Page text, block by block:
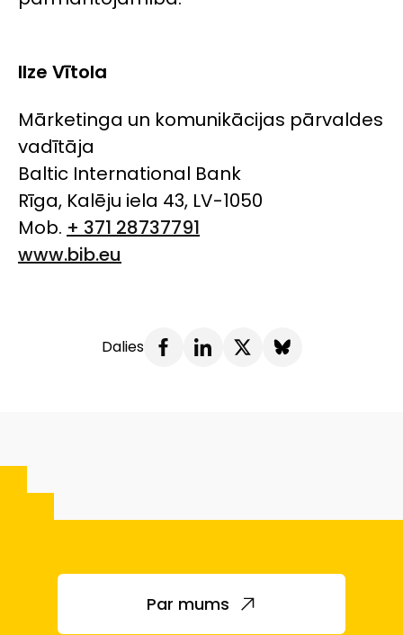
Ilze Vītola
Mārketinga un komunikācijas pārvaldes
vadītāja
Baltic International Bank
Rīga, Kalēju iela 43, LV-1050
Mob. + 371 28737791
www.bib.eu
Dalies
Par mums